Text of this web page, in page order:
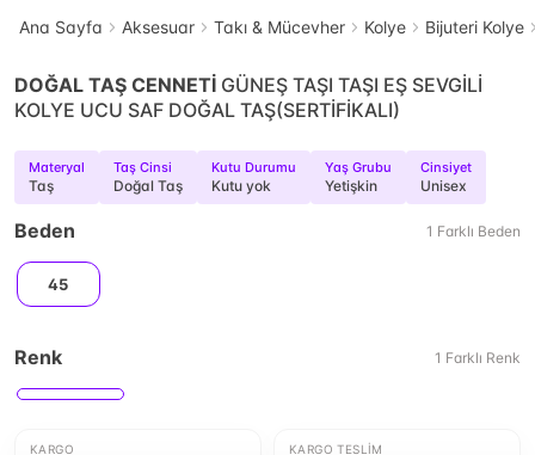
Ana Sayfa Aksesuar Takı & Mücevher Kolye Bijuteri Kolye
DOĞAL TAŞ CENNETİ GÜNEŞ TAŞI TAŞI EŞ SEVGİLİ
KOLYE UCU SAF DOĞAL TAŞ(SERTİFİKALI)
Materyal
Taş
Taş Cinsi
Doğal Taş
Kutu Durumu
Kutu yok
Yaş Grubu
Yetişkin
Cinsiyet
Unisex
Beden 1 Farklı Beden
45
Renk 1 Farklı Renk
KARGO KARGO TESLIM